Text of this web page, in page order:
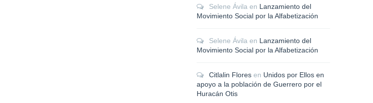
Selene Ávila en Lanzamiento del
Movimiento Social por la Alfabetización
Selene Ávila en Lanzamiento del
Movimiento Social por la Alfabetización
Citlalin Flores en Unidos por Ellos en
apoyo a la población de Guerrero por el
Huracán Otis